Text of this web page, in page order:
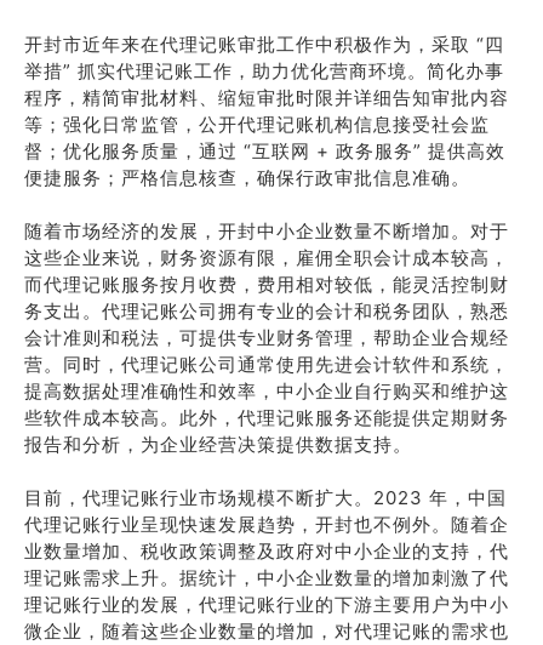
开封市近年来在代理记账审批工作中积极作为，采取 “四
举措” 抓实代理记账工作，助力优化营商环境。简化办事
程序，精简审批材料、缩短审批时限并详细告知审批内容
等；强化日常监管，公开代理记账机构信息接受社会监
督；优化服务质量，通过 “互联网 + 政务服务” 提供高效
便捷服务；严格信息核查，确保行政审批信息准确。
随着市场经济的发展，开封中小企业数量不断增加。对于
这些企业来说，财务资源有限，雇佣全职会计成本较高，
而代理记账服务按月收费，费用相对较低，能灵活控制财
务支出。代理记账公司拥有专业的会计和税务团队，熟悉
会计准则和税法，可提供专业财务管理，帮助企业合规经
营。同时，代理记账公司通常使用先进会计软件和系统，
提高数据处理准确性和效率，中小企业自行购买和维护这
些软件成本较高。此外，代理记账服务还能提供定期财务
报告和分析，为企业经营决策提供数据支持。
目前，代理记账行业市场规模不断扩大。2023 年，中国
代理记账行业呈现快速发展趋势，开封也不例外。随着企
业数量增加、税收政策调整及政府对中小企业的支持，代
理记账需求上升。据统计，中小企业数量的增加刺激了代
理记账行业的发展，代理记账行业的下游主要用户为中小
微企业，随着这些企业数量的增加，对代理记账的需求也